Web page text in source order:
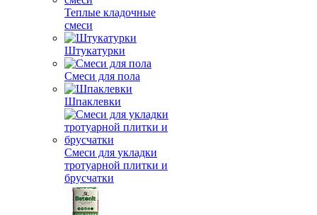
Теплые кладочные
смеси
Штукатурки
Смеси для пола
Шпаклевки
Смеси для укладки
тротуарной плитки и
брусчатки